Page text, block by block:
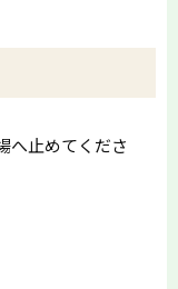
へ止めてくださ